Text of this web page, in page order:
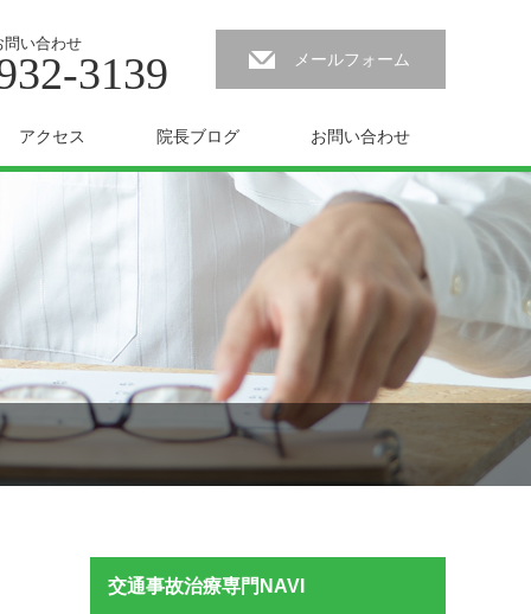
問い合わせ
3139 メールフォーム
アクセス 院長ブログ お問い合わせ
交通事故治療専門NAVI